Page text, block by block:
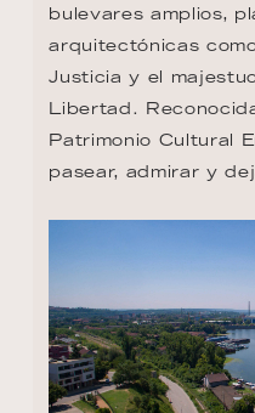
bulevares amplios,
arquitectónicas
Justicia y el
Libertad.
Patrimonio Cultural
pasear, admirar y